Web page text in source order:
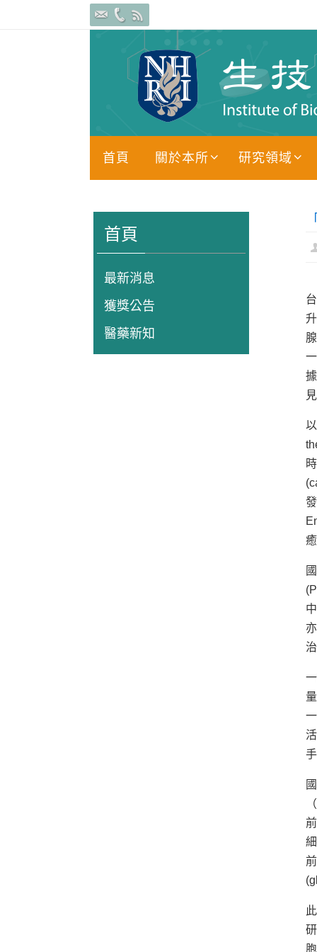
首頁 關於本所 研究領域
首頁
最新消息
獲獎公告
醫藥新知